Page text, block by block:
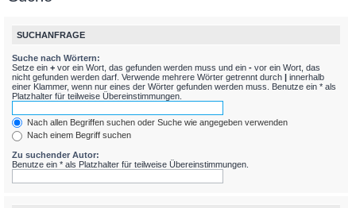
SUCHANFRAGE
Suche nach Wörtern:
Setze ein + vor ein Wort, das gefunden werden muss und ein - vor ein Wort, das
nicht gefunden werden darf. Verwende mehrere Wörter getrennt durch | innerhalb
einer Klammer, wenn nur eines der Wörter gefunden werden muss. Benutze ein * als
Platzhalter für teilweise Übereinstimmungen.
Nach allen Begriffen suchen oder Suche wie angegeben verwenden
Nach einem Begriff suchen
Zu suchender Autor:
Benutze ein * als Platzhalter für teilweise Übereinstimmungen.